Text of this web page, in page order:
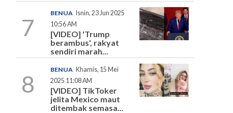
7
BENUA
Isnin, 23 Jun 2025
10:56 AM
[VIDEO] 'Trump
berambus', rakyat
sendiri marah...
8
BENUA Khamis, 15 Mei
2025 11:08 AM
[VIDEO] TikToker
jelita Mexico maut
ditembak semasa...